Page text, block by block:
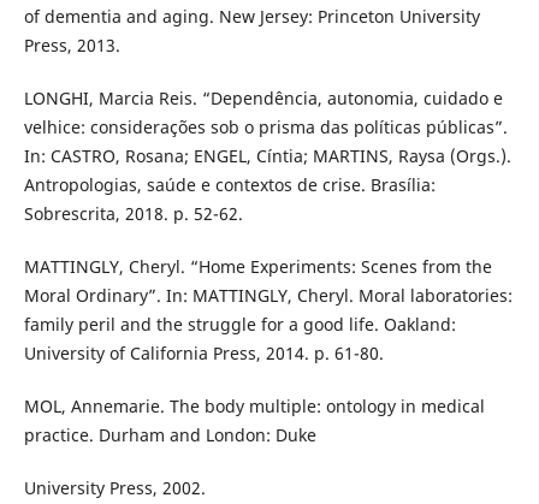
of dementia and aging. New Jersey: Princeton University
Press, 2013.
LONGHI, Marcia Reis. “Dependência, autonomia, cuidado e
velhice: considerações sob o prisma das políticas públicas”.
In: CASTRO, Rosana; ENGEL, Cíntia; MARTINS, Raysa (Orgs.).
Antropologias, saúde e contextos de crise. Brasília:
Sobrescrita, 2018. p. 52-62.
MATTINGLY, Cheryl. “Home Experiments: Scenes from the
Moral Ordinary”. In: MATTINGLY, Cheryl. Moral laboratories:
family peril and the struggle for a good life. Oakland:
University of California Press, 2014. p. 61-80.
MOL, Annemarie. The body multiple: ontology in medical
practice. Durham and London: Duke
University Press, 2002.